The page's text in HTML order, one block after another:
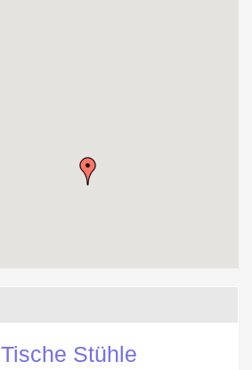
Tische Stühle